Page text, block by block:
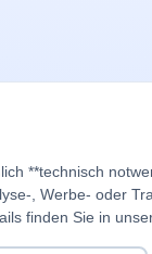
**technisch
, Werbe- oder
finden Sie in